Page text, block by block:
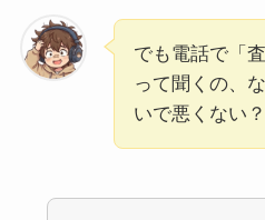
でも電話で「
って聞くの、
いで悪くない？